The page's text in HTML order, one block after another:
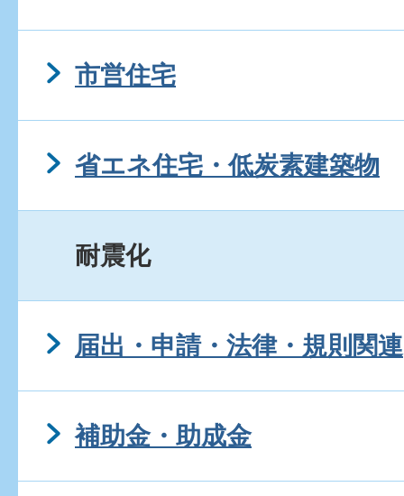
市営住宅
省エネ住宅・低炭素建築物
耐震化
届出・申請・法律・規則関連
補助金・助成金